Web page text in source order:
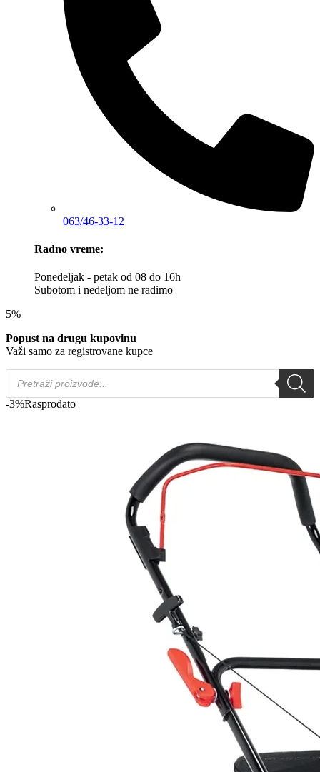
063/46-33-12
Radno vreme:
Ponedeljak - petak od 08 do 16h
Subotom i nedeljom ne radimo
5%
Popust na drugu kupovinu
Važi samo za registrovane kupce
search
-3%Rasprodato